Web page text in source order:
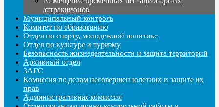
аттракционов
Муниципальный контроль
Комитет по образованию
Отдел по спорту, молодежной политике
Отдел по культуре и туризму
Безопасность жизнедеятельности и защита территорий
Архивный отдел
ЗАГС
Комиссия по делам несовершеннолетних и защите их
прав
Административная комиссия